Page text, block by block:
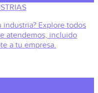
industria? Explore todos
atendemos, incluido
a tu empresa.